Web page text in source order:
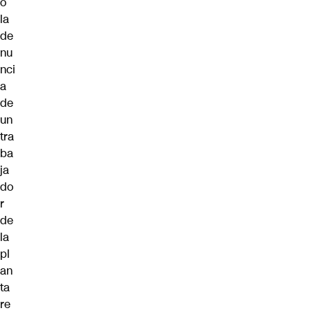
la
de
nu
nci
a
de
un
tra
ba
ja
do
r
de
la
pl
an
ta
re